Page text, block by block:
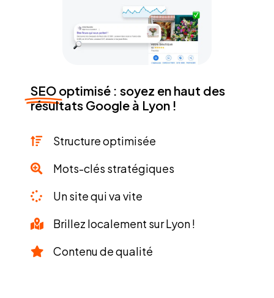
SEO optimisé : soyez en haut des
résultats Google à Lyon !
Structure optimisée
Mots-clés stratégiques
Un site qui va vite
Brillez localement sur Lyon !
Contenu de qualité